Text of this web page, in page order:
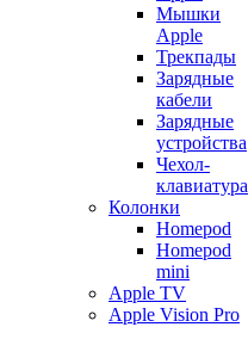
Мышки
Apple
Трекпады
Зарядные
кабели
Зарядные
устройства
Чехол-
клавиатура
Колонки
Homepod
Homepod
mini
Apple TV
Apple Vision Pro